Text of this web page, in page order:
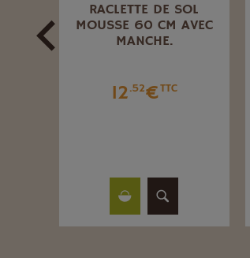
RACLETTE DE SOL
MOUSSE 60 CM AVEC
MANCHE.
12.52€TTC